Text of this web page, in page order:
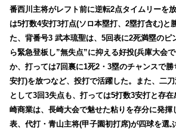
番西川主将がレフト前に逆転2点タイムリーを
は5打数4安打3打点(ソロ本塁打、2塁打含む)と
た、背番号3 武本琉聖は、5回表に2死満塁のピ
ら緊急登板し”無失点”に抑える好投(兵庫大会
か、打っては7回裏に1死2・3塁のチャンスで
安打)を放つなど、投打で活躍した。また、二
として3回3失点も、打っては5打数3安打と存
崎商業は、長崎大会で魅せた粘りを存分に発揮
表、代打・青山主将(甲子園初打席)が四球を選